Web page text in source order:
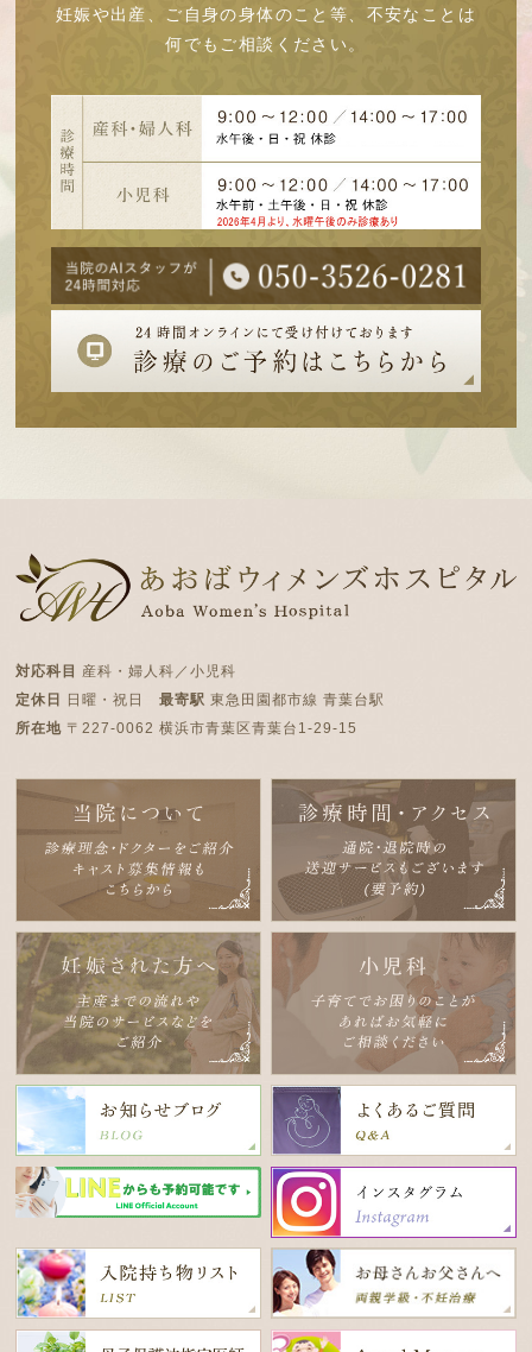
妊娠や出産、ご自身の身体のこと等、不安なことは
何でもご相談ください。
対応科目
産科・婦人科／小児科
定休日
日曜・祝日最寄駅 東急田園都市線 青葉台駅
所在地 〒227-0062 横浜市青葉区青葉台1-29-15